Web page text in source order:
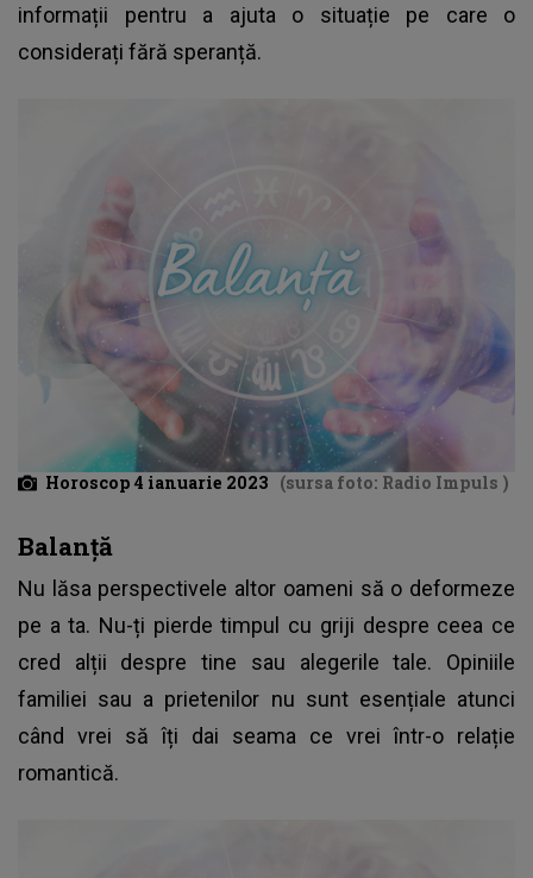
informații pentru a ajuta o situație pe care o
considerați fără speranță.
Horoscop 4 ianuarie 2023 (sursa foto: Radio Impuls )
Balanță
Nu lăsa perspectivele altor oameni să o deformeze
pe a ta. Nu-ți pierde timpul cu griji despre ceea ce
cred alții despre tine sau alegerile tale. Opiniile
familiei sau a prietenilor nu sunt esențiale atunci
când vrei să îți dai seama ce vrei într-o relație
romantică.